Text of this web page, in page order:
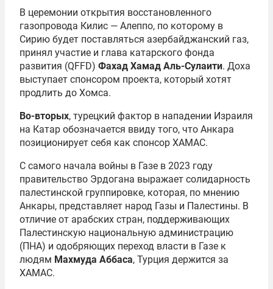
В церемонии открытия восстановленного
газопровода Килис — Алеппо, по которому в
Сирию будет поставляться азербайджанский газ,
принял участие и глава катарского фонда
развития (QFFD) Фахад Хамад Аль-Сулаити. Доха
выступает спонсором проекта, который хотят
продлить до Хомса.
Во-вторых, турецкий фактор в нападении Израиля
на Катар обозначается ввиду того, что Анкара
позиционирует себя как спонсор ХАМАС.
С самого начала войны в Газе в 2023 году
правительство Эрдогана выражает солидарность
палестинской группировке, которая, по мнению
Анкары, представляет народ Газы и Палестины. В
отличие от арабских стран, поддерживающих
Палестинскую национальную администрацию
(ПНА) и одобряющих переход власти в Газе к
людям Махмуда Аббаса, Турция держится за
ХАМАС.